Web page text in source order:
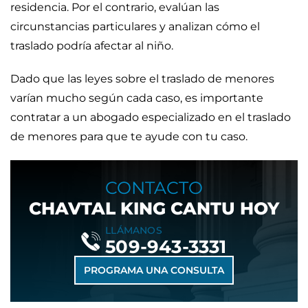
residencia. Por el contrario, evalúan las
circunstancias particulares y analizan cómo el
traslado podría afectar al niño.
Dado que las leyes sobre el traslado de menores
varían mucho según cada caso, es importante
contratar a un abogado especializado en el traslado
de menores para que te ayude con tu caso.
CONTACTO
CHAVTAL KING CANTU HOY
PROGRAMA UNA CONSULTA
LLÁMANOS
509-943-3331